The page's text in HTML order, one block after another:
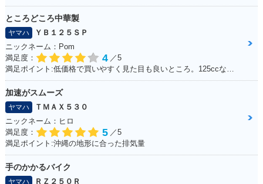
ところどころ中華製
ヤマハ
ＹＢ１２５ＳＰ
ニックネーム：Pom
満足度：
4 ／5
満足ポイント:低価格で買いやすく見た目も良いところ。125ccなので扱いやすい。
加速がスムーズ
ヤマハ
ＴＭＡＸ５３０
ニックネーム：ヒロ
満足度：
5 ／5
満足ポイント:沖縄の地形に合った排気量
手のかかるバイク
ヤマハ
ＲＺ２５０Ｒ